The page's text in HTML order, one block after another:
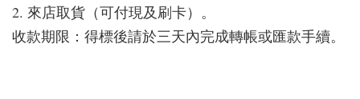
2. 來店取貨（可付現及刷卡）。
收款期限：得標後請於三天內完成轉帳或匯款手續。